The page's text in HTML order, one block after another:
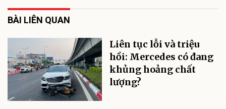
BÀI LIÊN QUAN
Liên tục lỗi và triệu
hồi: Mercedes có đang
khủng hoảng chất
lượng?